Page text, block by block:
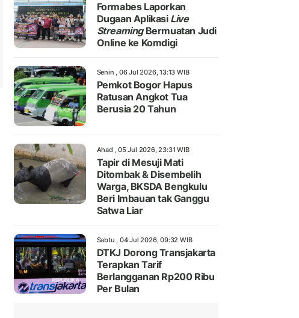
Formabes Laporkan
Dugaan Aplikasi Live
StreamingBermuatan Judi
Online ke Komdigi
Senin , 06 Jul 2026, 13:13 WIB
Pemkot Bogor Hapus
Ratusan Angkot Tua
Berusia 20 Tahun
Ahad , 05 Jul 2026, 23:31 WIB
Tapir di Mesuji Mati
Ditombak & Disembelih
Warga, BKSDA Bengkulu
Beri Imbauan tak Ganggu
Satwa Liar
Sabtu , 04 Jul 2026, 09:32 WIB
DTKJ Dorong Transjakarta
Terapkan Tarif
Berlangganan Rp200 Ribu
Per Bulan